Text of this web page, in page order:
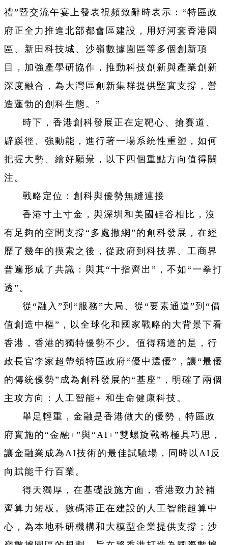
禮”暨交流午宴上發表視頻致辭時表示：“特區政
府正全力推進北部都會區建設，用好河套香港園
區、新田科技城、沙嶺數據園區等多個創新項
目，加強產學研協作，推動科技創新與產業創新
深度融合，為大灣區創新集群提供堅實支撐，營
造蓬勃的創科生態。”
時下，香港創科發展正在定靶心、搶賽道、
辟蹊徑、強動能，進行著一場系統性重塑，如何
把握大勢、繪好願景，以下四個重點方向值得關
注。
戰略定位：創科與優勢無縫連接
香港寸土寸金，與深圳和美國硅谷相比，沒
有足夠的空間支撐“多處撒網”的創科發展，在經
歷了幾年的摸索之後，從政府到科技界、工商界
普遍形成了共識：與其“十指齊出”，不如“一拳打
透”。
從“融入”到“服務”大局、從“要素通道”到“價
值創造中樞”，以全球化和國家戰略的大背景下看
香港，香港的獨特優勢不少。值得稱道的是，行
政長官李家超帶領特區政府“優中選優”，讓“最優
的傳統優勢”成為創科發展的“基座”，明確了兩個
主攻方向：人工智能+ 和生命健康科技。
舉足輕重，金融是香港做大的優勢，特區政
府實施的“金融+”與“AI+”雙螺旋戰略極具巧思，
讓金融業成為AI技術的最佳試驗場，同時以AI反
向賦能千行百業。
得天獨厚，在基礎設施方面，香港致力於補
齊算力短板。數碼港正在建設的人工智能超算中
心，為本地科研機構和大模型企業提供支撐；沙